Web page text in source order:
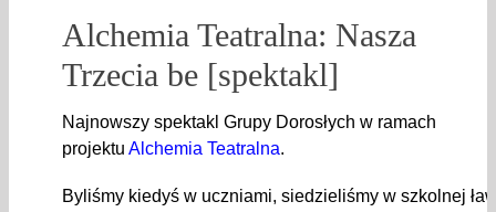
Alchemia Teatralna: Nasza
Trzecia be [spektakl]
Najnowszy spektakl Grupy Dorosłych w ramach
projektu Alchemia Teatralna.
Byliśmy kiedyś w uczniami, siedzieliśmy w szkolnej